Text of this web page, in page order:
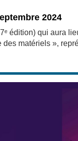
2024
édition) qui aura
matériels »,